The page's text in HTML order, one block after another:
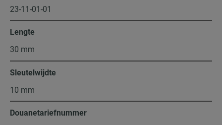
23-11-01-01
Lengte
30 mm
Sleutelwijdte
10 mm
Douanetariefnummer